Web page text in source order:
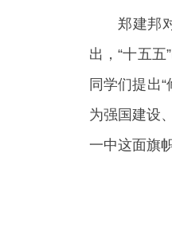
郑建邦
出，“十五
同学们提出
为强国建设
一中这面旗